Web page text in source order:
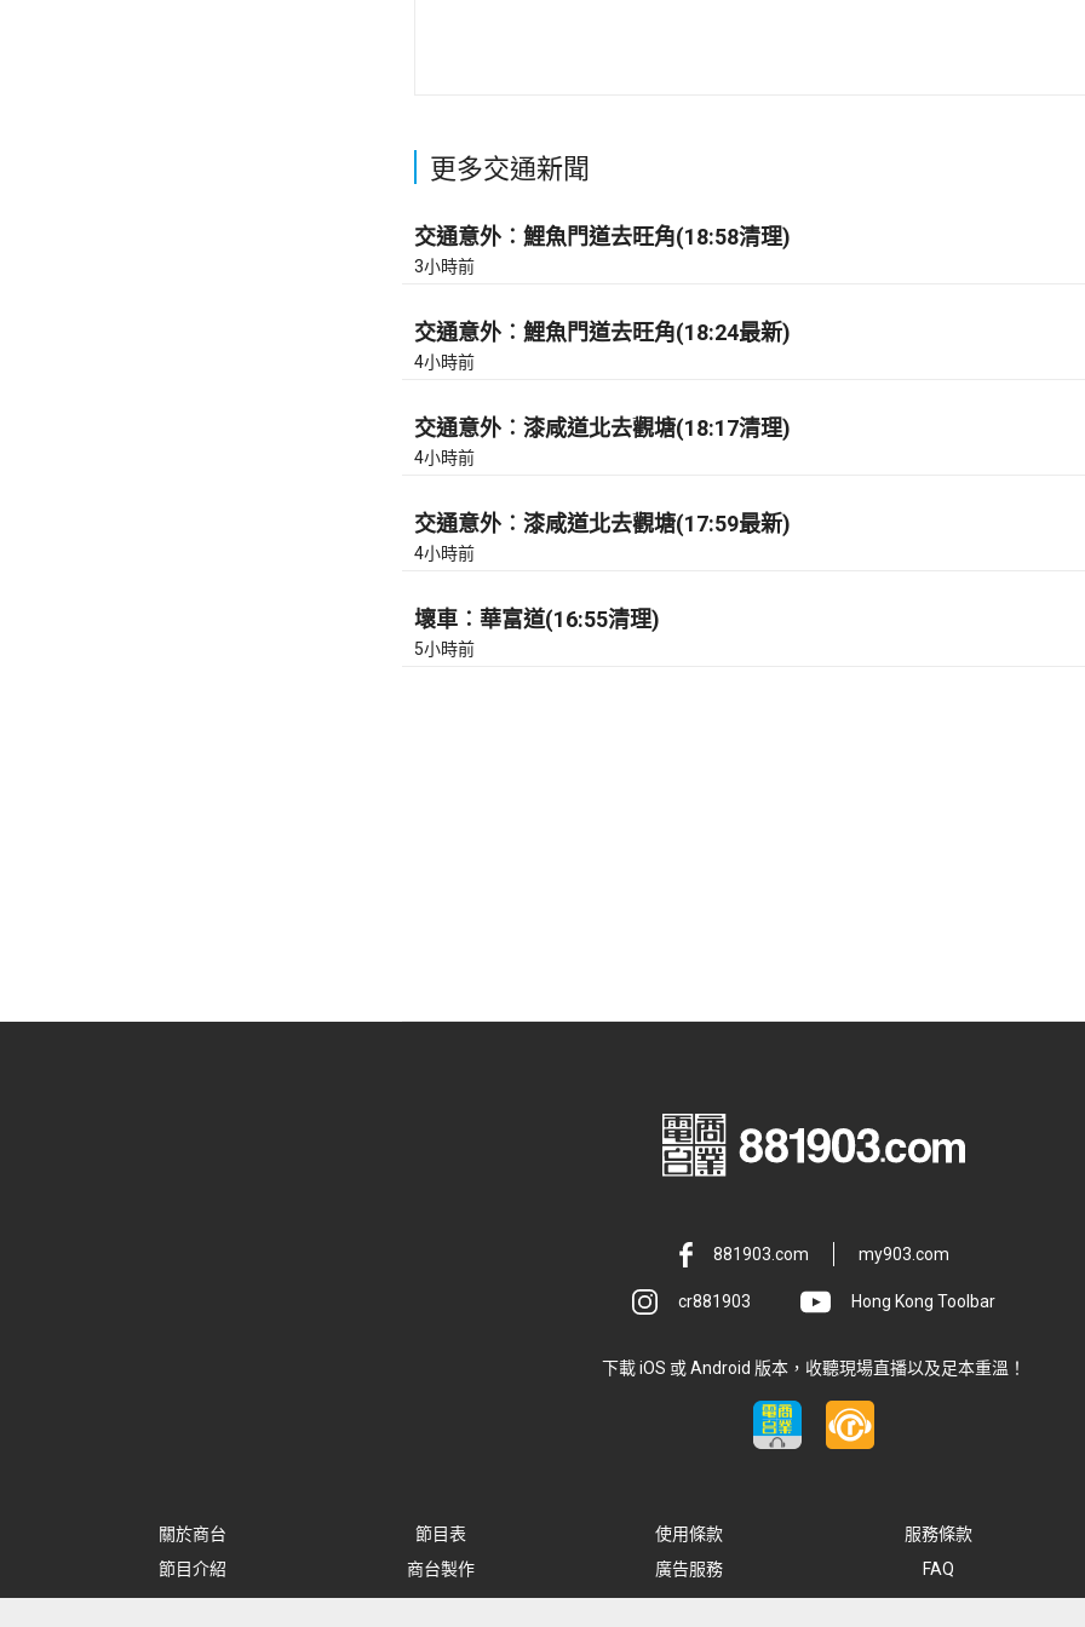
更多交通新聞
交通意外︰鯉魚門道去旺角(18:58清理)
3小時前
交通意外︰鯉魚門道去旺角(18:24最新)
4小時前
交通意外︰漆咸道北去觀塘(18:17清理)
4小時前
交通意外︰漆咸道北去觀塘(17:59最新)
4小時前
壞車︰華富道(16:55清理)
5小時前
881903.com my903.com
cr881903 Hong Kong Toolbar
下載 iOS 或 Android 版本，收聽現場直播以及足本重溫！
關於商台 節目表 使用條款
服務條款
節目介紹
商台製作 廣告服務 FAQ